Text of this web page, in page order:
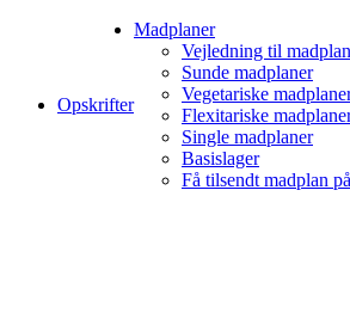
Opskrifter
Madplaner
Vejledning til madplan
Sunde madplaner
Vegetariske
Flexitariske
Single madplaner
Basislager
Få tilsendt madplan